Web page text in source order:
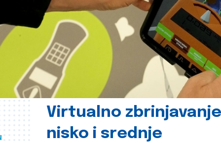
Virtualno zbrinjavanje
nisko i srednje